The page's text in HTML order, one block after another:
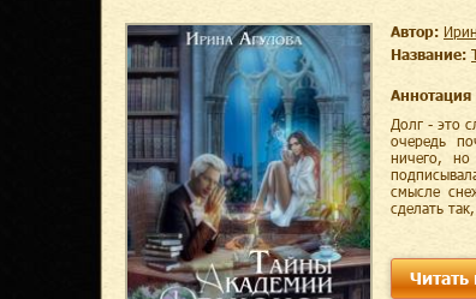
Автор:
Название:
Аннотация
Долг - это
очередь
ничего,
смысле
сделать
Читать